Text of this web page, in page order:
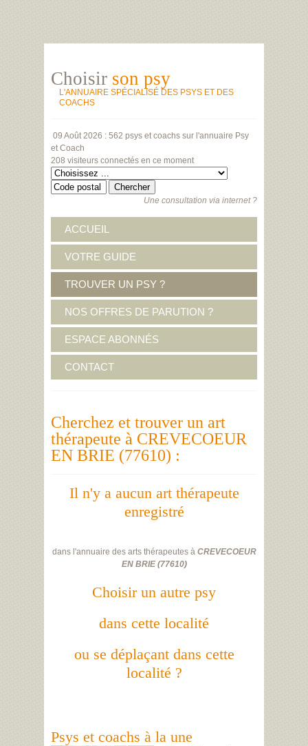
Choisir son psy
L'ANNUAIRE SPÉCIALISÉ DES PSYS ET DES
COACHS
09 Août 2026 : 562 psys et coachs sur l'annuaire Psy
et Coach
208 visiteurs connectés en ce moment
Une consultation via internet ?
ACCUEIL
VOTRE GUIDE
TROUVER UN PSY ?
NOS OFFRES DE PARUTION ?
ESPACE ABONNÉS
CONTACT
Cherchez et trouver un art
thérapeute à CREVECOEUR
EN BRIE (77610) :
Il n'y a aucun art thérapeute
enregistré
dans l'annuaire des arts thérapeutes à CREVECOEUR
EN BRIE(77610)
Choisir un autre psy
dans cette localité
ou se déplaçant dans cette
localité ?
Psys et coachs à la une